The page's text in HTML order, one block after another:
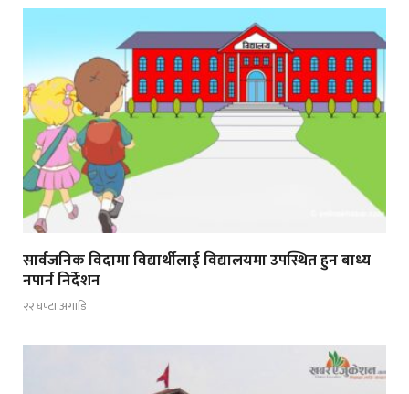
सार्वजनिक विदामा विद्यार्थीलाई विद्यालयमा उपस्थित हुन बाध्य
नपार्न निर्देशन
२२ घण्टा अगाडि